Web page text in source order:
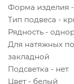
Форма изделия
Тип подвеса -
Рядность -
Для натяжных
закладной
Подсветка - нет
Цвет - белый